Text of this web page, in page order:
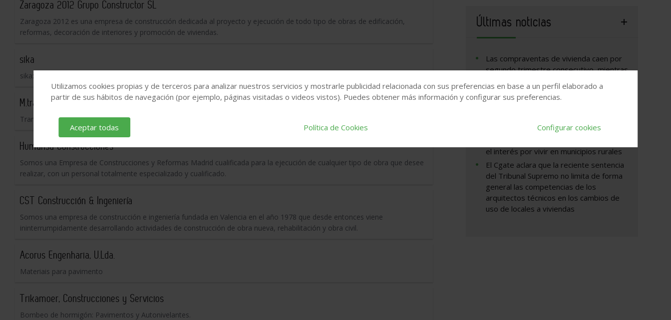
Zaragoza 2012 Grupo Constructor SL
Zaragoza 2012 es una empresa de construcción dedicada al proyecto y ejecución de todo tipo de obras de edificación,
reformas, decoración de interiores y promoción de viviendas.
sika
sika: fabricante y proveedor de productos técnicos químicos para la construcción y sector industrial
M.transportes
Transportes
Humansa Construcciones
Somos una Empresa de Construcciones y Reformas Madrid cualificada para la ejecución de cualquier tipo de obra que desee
realizar, con un personal totalmente especializado y cualificado.
CST Construcción & Ingeniería
Somos una empresa de construcción e ingeniería fundada en Valencia en el año 1978 que desde entonces viene
ininterrumpidamente desarrollando actividades de construcción de obra nueva, rehabilitación y obra civil.
Acorus Engenharia, U.Lda.
Materiais para pavimento
Trikamoer, Construcciones y Servicios
Bombeo de hormigón: Pavimentos y Autonivelantes.
Últimas noticias
Las compraventas de vivienda caen por
segundo trimestre consecutivo, mientras
los precios alcanzan nuevos máximos
históricos
El Coam moviliza arquitectos voluntarios
los incendios forestales
el interés por vivir en municipios rurales
El Cgate aclara que la reciente sentencia
del Tribunal Supremo no limita de forma
general las competencias de los
arquitectos técnicos en los cambios de
uso de locales a viviendas
Utilizamos cookies propias y de terceros para analizar nuestros servicios y mostrarle publicidad relacionada con sus preferencias en base a un perfil elaborado a
partir de sus hábitos de navegación (por ejemplo, páginas visitadas o videos vistos). Puedes obtener más información y configurar sus preferencias.
Aceptar todas Política de Cookies Configurar cookies